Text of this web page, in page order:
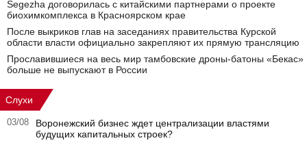
Segezha договорилась с китайскими партнерами о проекте
биохимкомплекса в Красноярском крае
После выкриков глав на заседаниях правительства Курской
области власти официально закрепляют их прямую трансляцию
Прославившиеся на весь мир тамбовские дроны-батоны «Бекас»
больше не выпускают в России
Слухи
03/08
Воронежский бизнес ждет централизации властями
будущих капитальных строек?